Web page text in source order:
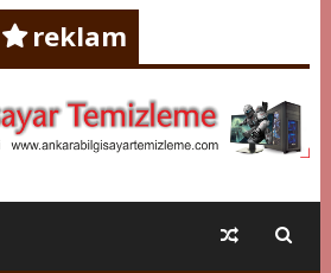
reklam